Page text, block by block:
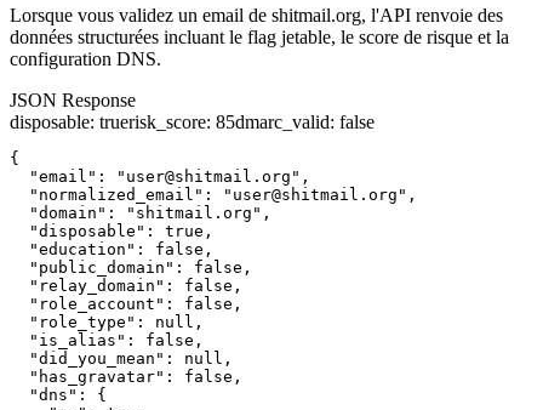
Lorsque vous validez un email de shitmail.org, l'API renvoie des
données structurées incluant le flag jetable, le score de risque et la
configuration DNS.
JSON Response
disposable: truerisk_score: 85dmarc_valid: false
{
  "email": "user@shitmail.org",
  "normalized_email": "user@shitmail.org",
  "domain": "shitmail.org",
  "disposable": true,
  "education": false,
  "public_domain": false,
  "relay_domain": false,
  "role_account": false,
  "role_type": null,
  "is_alias": false,
  "did_you_mean": null,
  "has_gravatar": false,
  "dns": {